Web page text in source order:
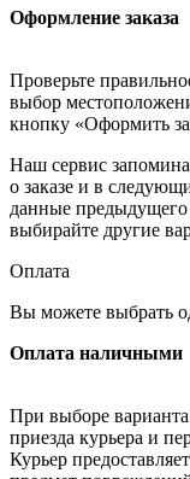
Оформление заказа
Проверьте
выбор
кнопку «Оформить
Наш сервис
о заказе и в
данные предыдущего
выбирайте другие
Оплата
Вы можете выбрать
Оплата наличными
При выборе
приезда курьера и
Курьер